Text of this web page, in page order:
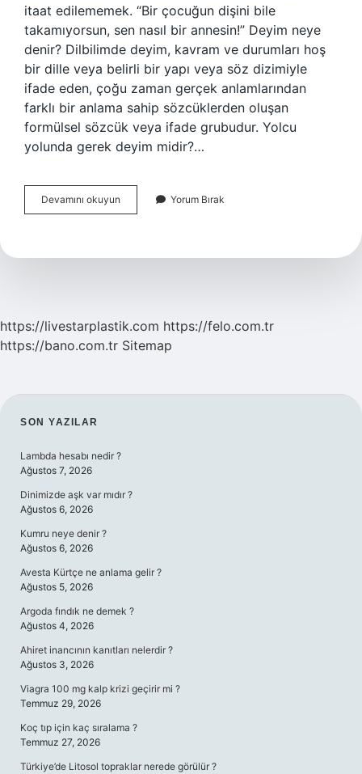
itaat edilememek. “Bir çocuğun dişini bile
takamıyorsun, sen nasıl bir annesin!” Deyim neye
denir? Dilbilimde deyim, kavram ve durumları hoş
bir dille veya belirli bir yapı veya söz dizimiyle
ifade eden, çoğu zaman gerçek anlamlarından
farklı bir anlama sahip sözcüklerden oluşan
formülsel sözcük veya ifade grubudur. Yolcu
yolunda gerek deyim midir?…
Devamını okuyun
Geçirmek
Yorum Bırak
https://livestarplastik.com https://felo.com.tr
https://bano.com.tr Sitemap
SIDEBAR
SON YAZILAR
Lambda hesabı nedir ?
Ağustos 7, 2026
Dinimizde aşk var mıdır ?
Ağustos 6, 2026
Kumru neye denir ?
Ağustos 6, 2026
Avesta Kürtçe ne anlama gelir ?
Ağustos 5, 2026
Argoda fındık ne demek ?
Ağustos 4, 2026
Ahiret inancının kanıtları nelerdir ?
Ağustos 3, 2026
Viagra 100 mg kalp krizi geçirir mi ?
Temmuz 29, 2026
Koç tıp için kaç sıralama ?
Temmuz 27, 2026
Türkiye’de Litosol topraklar nerede görülür ?